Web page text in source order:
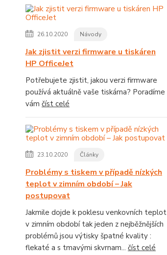
26.10.2020 Návody
Jak zjistit verzi firmware u tiskáren
HP OfficeJet
Potřebujete zjistit, jakou verzi firmware
používá aktuálně vaše tiskárna? Poradíme
vám číst celé
23.10.2020 Články
Problémy s tiskem v případě nízkých
teplot v zimním období – Jak
postupovat
Jakmile dojde k poklesu venkovních teplot
v zimním období tak jeden z nejběžnějších
problémů jsou výtisky špatné kvality :
flekaté a s tmavými skvrnam... číst celé